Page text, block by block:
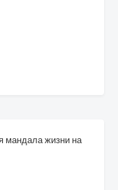
мандала жизни на